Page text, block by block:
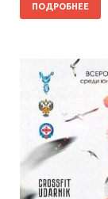
ПОДРОБНЕЕ